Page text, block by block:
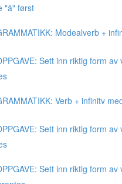
"å" først
Modealverb +
Sett inn riktig form av
Verb + infinitv
Sett inn riktig form av
Sett inn riktig form av